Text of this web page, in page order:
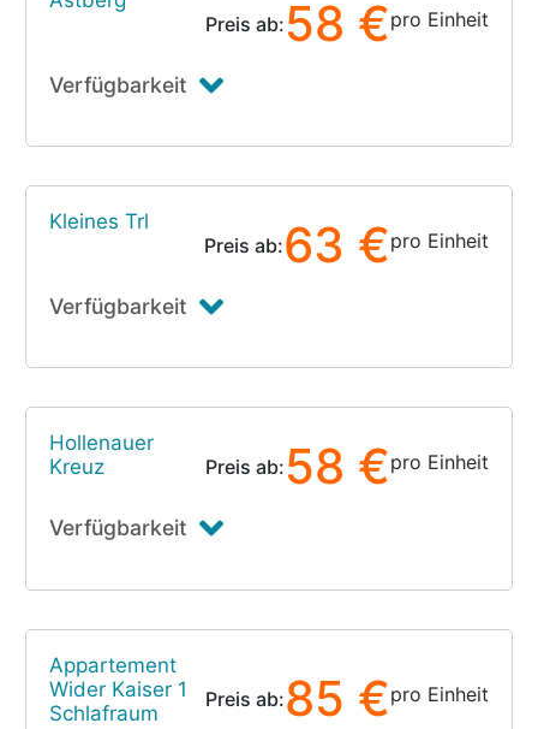
Preis ab: 58 €pro Einheit
Verfügbarkeit
Kleines Trl
Preis ab:63 €pro Einheit
Verfügbarkeit
Hollenauer
Kreuz
Preis ab: 58 €pro Einheit
Verfügbarkeit
Appartement
Wider Kaiser 1
Schlafraum
Preis ab:85 €pro Einheit